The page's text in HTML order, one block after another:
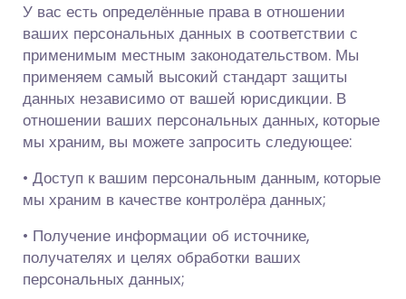
У вас есть определённые права в отношении
ваших персональных данных в соответствии с
применимым местным законодательством. Мы
применяем самый высокий стандарт защиты
данных независимо от вашей юрисдикции. В
отношении ваших персональных данных, которые
мы храним, вы можете запросить следующее:
• Доступ к вашим персональным данным, которые
мы храним в качестве контролёра данных;
• Получение информации об источнике,
получателях и целях обработки ваших
персональных данных;